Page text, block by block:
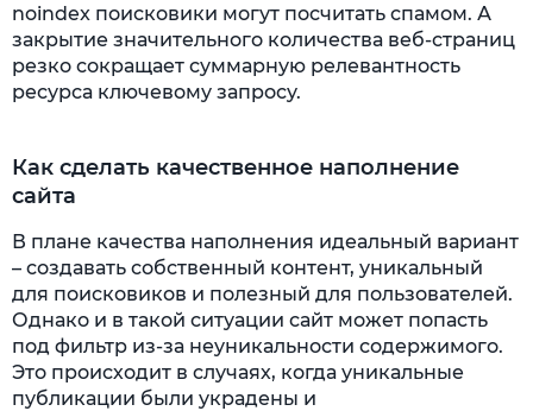
noindex поисковики могут посчитать спамом. А
закрытие значительного количества веб-страниц
резко сокращает суммарную релевантность
ресурса ключевому запросу.
Как сделать качественное наполнение
сайта
В плане качества наполнения идеальный вариант
– создавать собственный контент, уникальный
для поисковиков и полезный для пользователей.
Однако и в такой ситуации сайт может попасть
под фильтр из-за неуникальности содержимого.
Это происходит в случаях, когда уникальные
публикации были украдены и